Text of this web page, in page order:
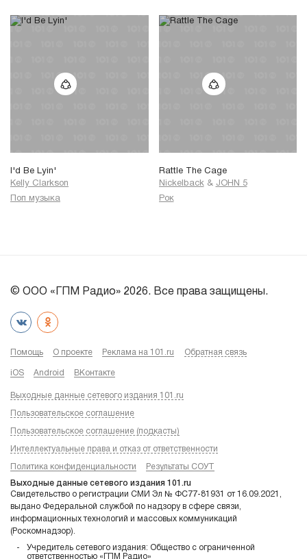
I'd Be Lyin'
Kelly Clarkson
Поп музыка
Rattle The Cage
Nickelback & JOHN 5
Рок
© ООО «ГПМ Радио» 2026. Все права защищены.
Помощь О проекте Реклама на 101.ru Обратная связь
iOS Android ВКонтакте
Выходные данные сетевого издания 101.ru
Пользовательское соглашение
Пользовательское соглашение (подкасты)
Интеллектуальные права и отказ от ответственности
Политика конфиденциальности Результаты СОУТ
Выходные данные сетевого издания 101.ru
Свидетельство о регистрации СМИ Эл № ФС77-81931 от 16.09.2021,
выдано Федеральной службой по надзору в сфере связи,
информационных технологий и массовых коммуникаций
(Роскомнадзор).
Учредитель сетевого издания: Общество с ограниченной
ответственностью «ГПМ Радио»